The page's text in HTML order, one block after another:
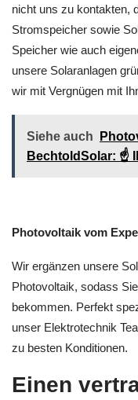
nicht uns zu kontakten,
Stromspeicher sowie
Speicher wie auch
unsere Solaranlagen
wir mit Vergnügen mit
Siehe auch
BechtoldSolar: ☝️
Photovoltaik vom
Wir ergänzen unsere
Photovoltaik, sodass
bekommen. Perfekt
unser Elektrotechnik
zu besten Konditionen.
Einen